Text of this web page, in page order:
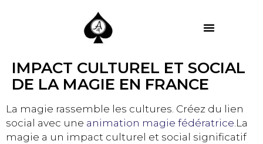
IMPACT CULTUREL ET SOCIAL
DE LA MAGIE EN FRANCE
La magie rassemble les cultures. Créez du lien
social avec une animation magie fédératrice.La
magie a un impact culturel et social significatif